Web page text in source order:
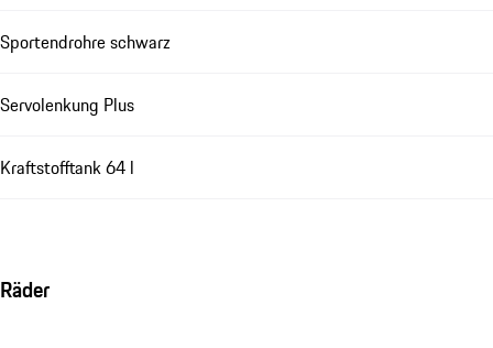
Sportendrohre schwarz
Servolenkung Plus
Kraftstofftank 64 l
Räder